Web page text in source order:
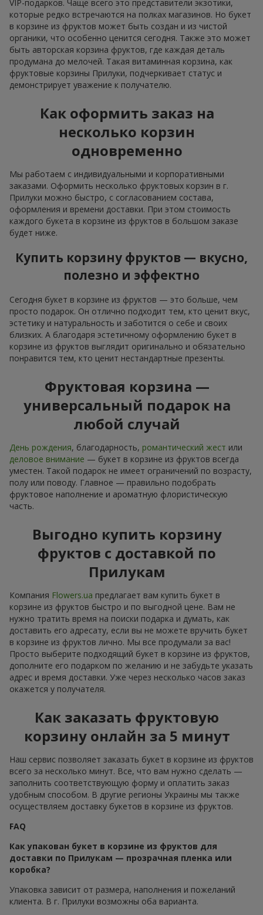
VIP-подарков. Чаще всего это представители экзотики,
которые редко встречаются на полках магазинов. Но букет
в корзине из фруктов может быть создан и из чистой
органики, что особенно ценится сегодня. Также это может
быть авторская корзина фруктов, где каждая деталь
продумана до мелочей. Такая витаминная корзина, как
фруктовые корзины Прилуки, подчеркивает статус и
демонстрирует уважение к получателю.
Как оформить заказ на
несколько корзин
одновременно
Мы работаем с индивидуальными и корпоративными
заказами. Оформить несколько фруктовых корзин в г.
Прилуки можно быстро, с согласованием состава,
оформления и времени доставки. При этом стоимость
каждого букета в корзине из фруктов в большом заказе
будет ниже.
Купить корзину фруктов — вкусно,
полезно и эффектно
Сегодня букет в корзине из фруктов — это больше, чем
просто подарок. Он отлично подходит тем, кто ценит вкус,
эстетику и натуральность и заботится о себе и своих
близких. А благодаря эстетичному оформлению букет в
корзине из фруктов выглядит оригинально и обязательно
понравится тем, кто ценит нестандартные презенты.
Фруктовая корзина —
универсальный подарок на
любой случай
День рождения, благодарность, романтический жест или
деловое внимание — букет в корзине из фруктов всегда
уместен. Такой подарок не имеет ограничений по возрасту,
полу или поводу. Главное — правильно подобрать
фруктовое наполнение и ароматную флористическую
часть.
Выгодно купить корзину
фруктов с доставкой по
Прилукам
Компания Flowers.ua предлагает вам купить букет в
корзине из фруктов быстро и по выгодной цене. Вам не
нужно тратить время на поиски подарка и думать, как
доставить его адресату, если вы не можете вручить букет
в корзине из фруктов лично. Мы все продумали за вас!
Просто выберите подходящий букет в корзине из фруктов,
дополните его подарком по желанию и не забудьте указать
адрес и время доставки. Уже через несколько часов заказ
окажется у получателя.
Как заказать фруктовую
корзину онлайн за 5 минут
Наш сервис позволяет заказать букет в корзине из фруктов
всего за несколько минут. Все, что вам нужно сделать —
заполнить соответствующую форму и оплатить заказ
удобным способом. В другие регионы Украины мы также
осуществляем доставку букетов в корзине из фруктов.
FAQ
Как упакован букет в корзине из фруктов для
доставки по Прилукам — прозрачная пленка или
коробка?
Упаковка зависит от размера, наполнения и пожеланий
клиента. В г. Прилуки возможны оба варианта.